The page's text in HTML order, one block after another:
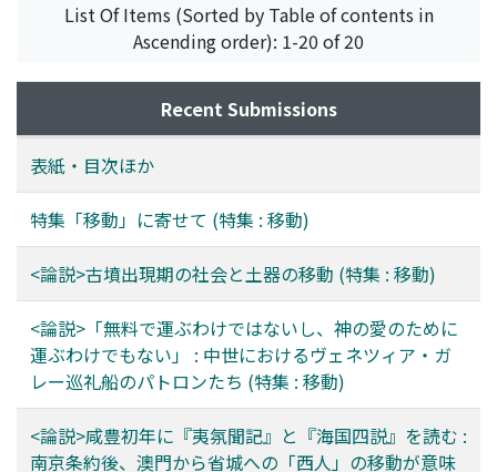
List Of Items (Sorted by Table of contents in
Ascending order): 1-20 of 20
Recent Submissions
表紙・目次ほか
特集「移動」に寄せて (特集 : 移動)
<論説>古墳出現期の社会と土器の移動 (特集 : 移動)
<論説>「無料で運ぶわけではないし、神の愛のために
運ぶわけでもない」 : 中世におけるヴェネツィア・ガ
レー巡礼船のパトロンたち (特集 : 移動)
<論説>咸豊初年に『夷氛聞記』と『海国四説』を読む :
南京条約後、澳門から省城への「西人」の移動が意味